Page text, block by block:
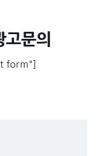
문의
form"]